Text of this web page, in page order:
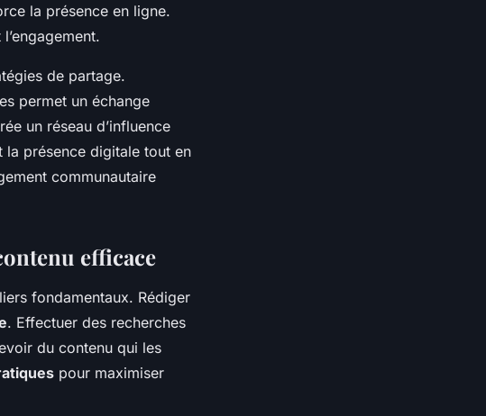
la présence en ligne.
de partage.
permet un échange
un réseau d’influence
présence digitale tout en
communautaire
efficace
fondamentaux. Rédiger
. Effectuer des recherches
du contenu qui les
pour maximiser